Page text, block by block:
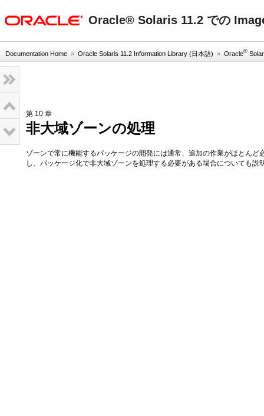
Oracle® Solaris 11.2 での
Documentation Home » Oracle Solaris 11.2 Information Library (日本語) » Oracle®
第 10 章
非大域ゾーンの処理
ゾーンで常に機能するパッケージの開発には通常、追加の作業がほとん
し、パッケージ化で非大域ゾーンを処理する必要がある場合についても説